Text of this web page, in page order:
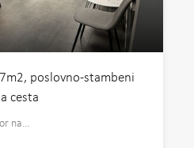
poslovno-stambeni
cesta
na…